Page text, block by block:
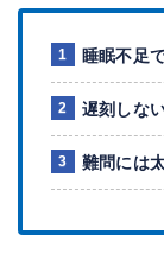
睡眠不足
遅刻しな
難問には